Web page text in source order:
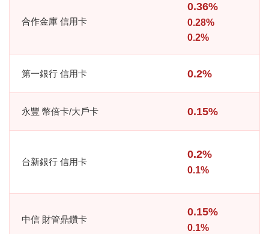
合作金庫 信用卡
0.36%
0.28%
0.2%
第一銀行 信用卡 0.2%
永豐 幣倍卡/大戶卡 0.15%
台新銀行 信用卡
0.2%
0.1%
中信 財管鼎鑽卡
0.15%
0.1%